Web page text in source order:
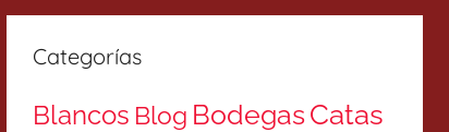
Categorías
Blancos Blog BodegasCatas